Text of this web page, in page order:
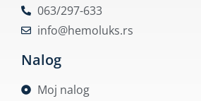
063/297-633
info@hemoluks.rs
Nalog
Moj nalog